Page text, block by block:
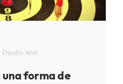
Diseño Web
forma de